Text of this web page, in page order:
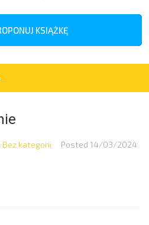
Wydarzenia
Kontakt
KSIĄŻKĘ
Bez kategorii Posted 14/03/2024